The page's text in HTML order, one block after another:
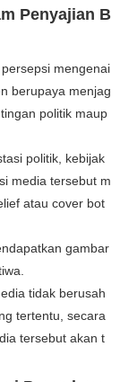
Penyajian B
mengenai
berupaya menjag
politik maup
politik, kebijak
media tersebut m
atau cover bot
gambar
tidak berusah
tertentu, secara
tersebut akan t